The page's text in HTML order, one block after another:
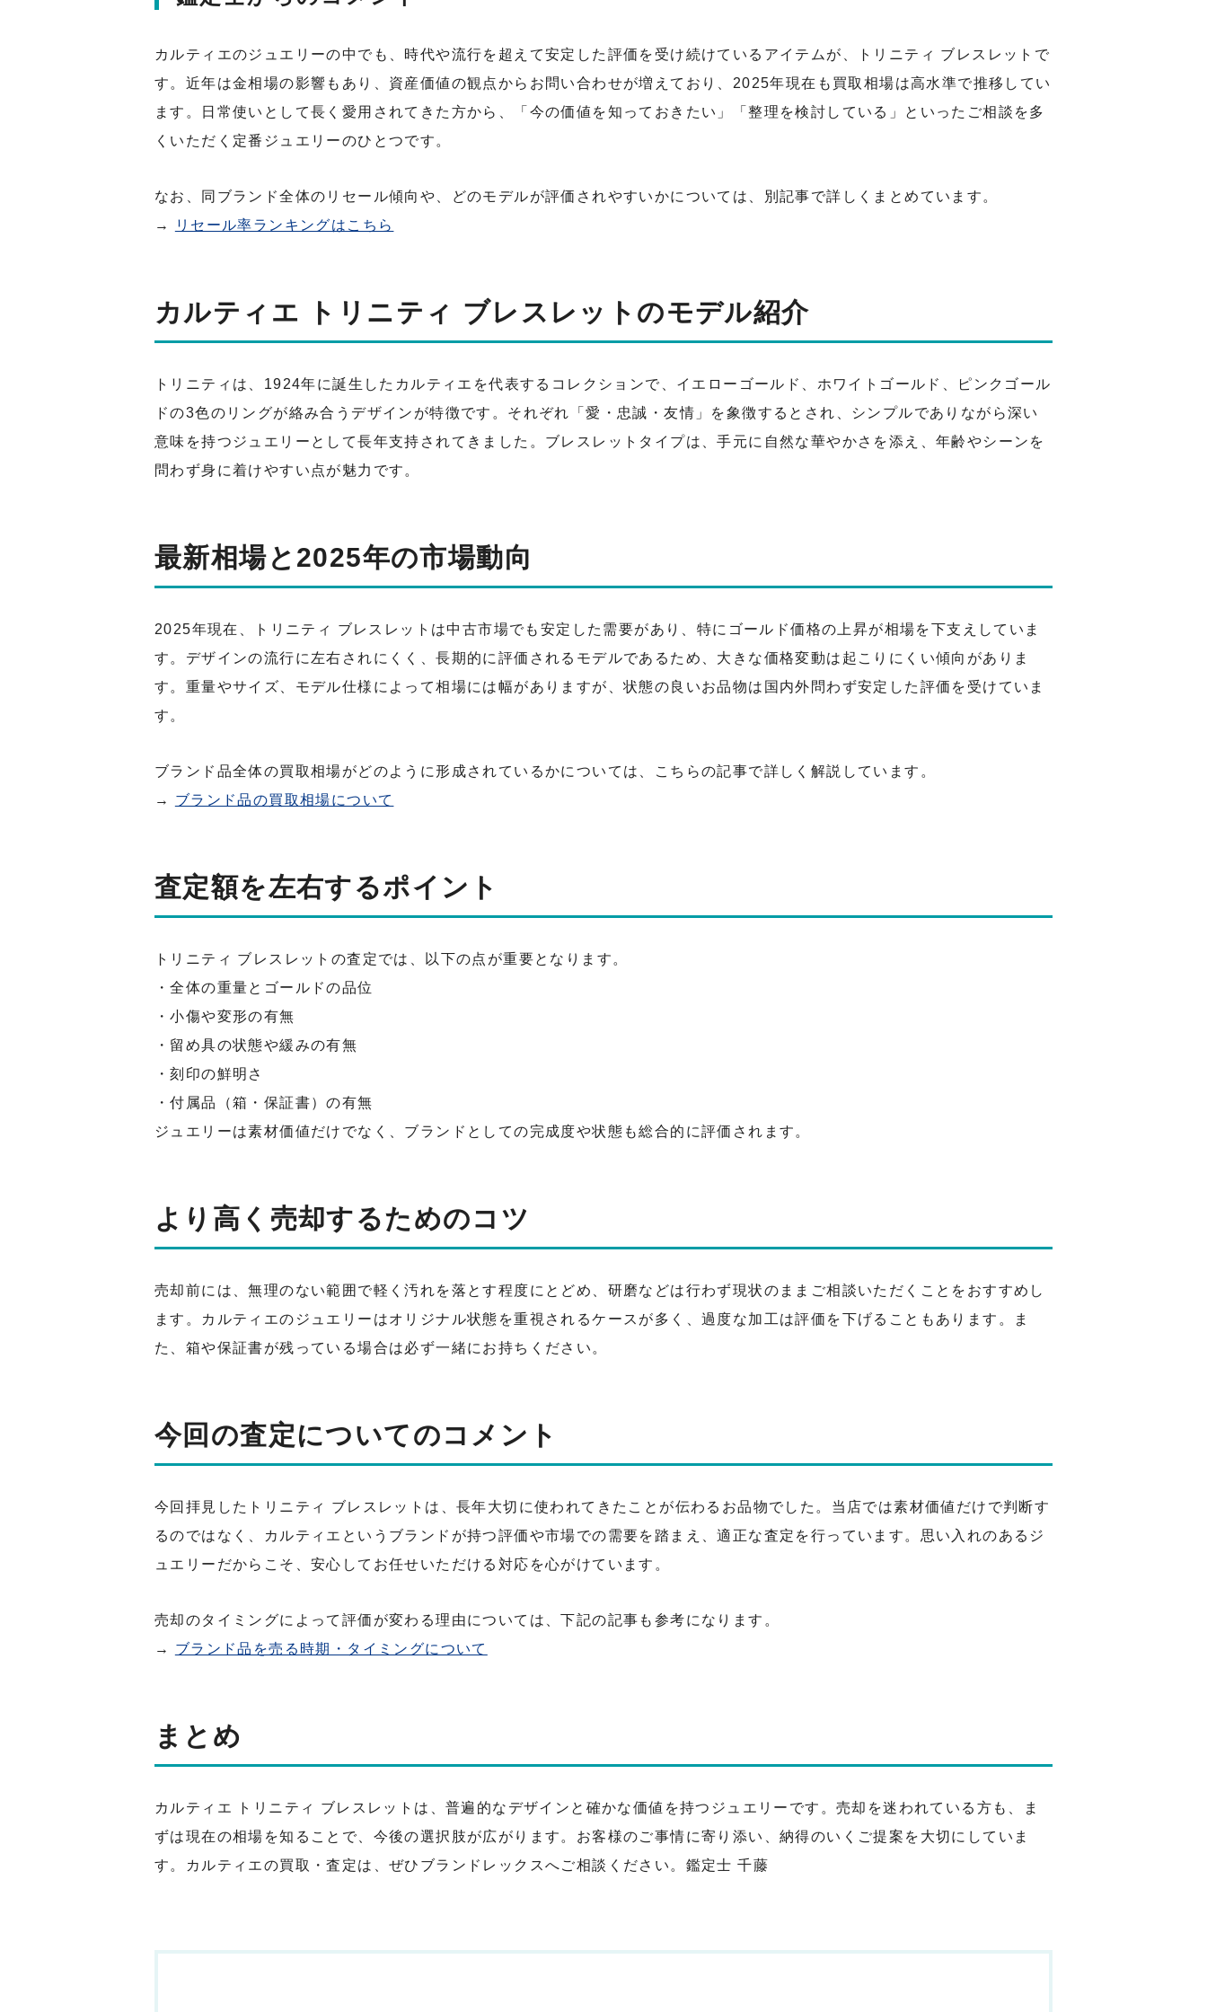
カルティエのジュエリーの中でも、時代や流行を超えて安定した評価を受け続けているアイテムが、トリニティ ブレスレットで
す。近年は金相場の影響もあり、資産価値の観点からお問い合わせが増えており、2025年現在も買取相場は高水準で推移してい
ます。日常使いとして長く愛用されてきた方から、「今の価値を知っておきたい」「整理を検討している」といったご相談を多
くいただく定番ジュエリーのひとつです。
なお、同ブランド全体のリセール傾向や、どのモデルが評価されやすいかについては、別記事で詳しくまとめています。
→
リセール率ランキングはこちら
カルティエ トリニティ ブレスレットのモデル紹介
トリニティは、1924年に誕生したカルティエを代表するコレクションで、イエローゴールド、ホワイトゴールド、ピンクゴール
ドの3色のリングが絡み合うデザインが特徴です。それぞれ「愛・忠誠・友情」を象徴するとされ、シンプルでありながら深い
意味を持つジュエリーとして長年支持されてきました。ブレスレットタイプは、手元に自然な華やかさを添え、年齢やシーンを
問わず身に着けやすい点が魅力です。
最新相場と2025年の市場動向
2025年現在、トリニティ ブレスレットは中古市場でも安定した需要があり、特にゴールド価格の上昇が相場を下支えしていま
す。デザインの流行に左右されにくく、長期的に評価されるモデルであるため、大きな価格変動は起こりにくい傾向がありま
す。重量やサイズ、モデル仕様によって相場には幅がありますが、状態の良いお品物は国内外問わず安定した評価を受けていま
す。
ブランド品全体の買取相場がどのように形成されているかについては、こちらの記事で詳しく解説しています。
→ ブランド品の買取相場について
査定額を左右するポイント
トリニティ ブレスレットの査定では、以下の点が重要となります。
・全体の重量とゴールドの品位
・小傷や変形の有無
・留め具の状態や緩みの有無
・刻印の鮮明さ
・付属品（箱・保証書）の有無
ジュエリーは素材価値だけでなく、ブランドとしての完成度や状態も総合的に評価されます。
より高く売却するためのコツ
売却前には、無理のない範囲で軽く汚れを落とす程度にとどめ、研磨などは行わず現状のままご相談いただくことをおすすめし
ます。カルティエのジュエリーはオリジナル状態を重視されるケースが多く、過度な加工は評価を下げることもあります。ま
た、箱や保証書が残っている場合は必ず一緒にお持ちください。
今回の査定についてのコメント
今回拝見したトリニティ ブレスレットは、長年大切に使われてきたことが伝わるお品物でした。当店では素材価値だけで判断す
るのではなく、カルティエというブランドが持つ評価や市場での需要を踏まえ、適正な査定を行っています。思い入れのあるジ
ュエリーだからこそ、安心してお任せいただける対応を心がけています。
売却のタイミングによって評価が変わる理由については、下記の記事も参考になります。
→ ブランド品を売る時期・タイミングについて
まとめ
カルティエ トリニティ ブレスレットは、普遍的なデザインと確かな価値を持つジュエリーです。売却を迷われている方も、ま
ずは現在の相場を知ることで、今後の選択肢が広がります。お客様のご事情に寄り添い、納得のいくご提案を大切にしていま
す。カルティエの買取・査定は、ぜひブランドレックスへご相談ください。鑑定士 千藤